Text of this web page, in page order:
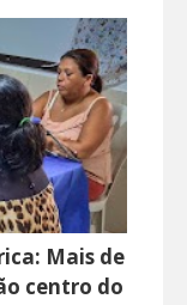
Mais de
centro do